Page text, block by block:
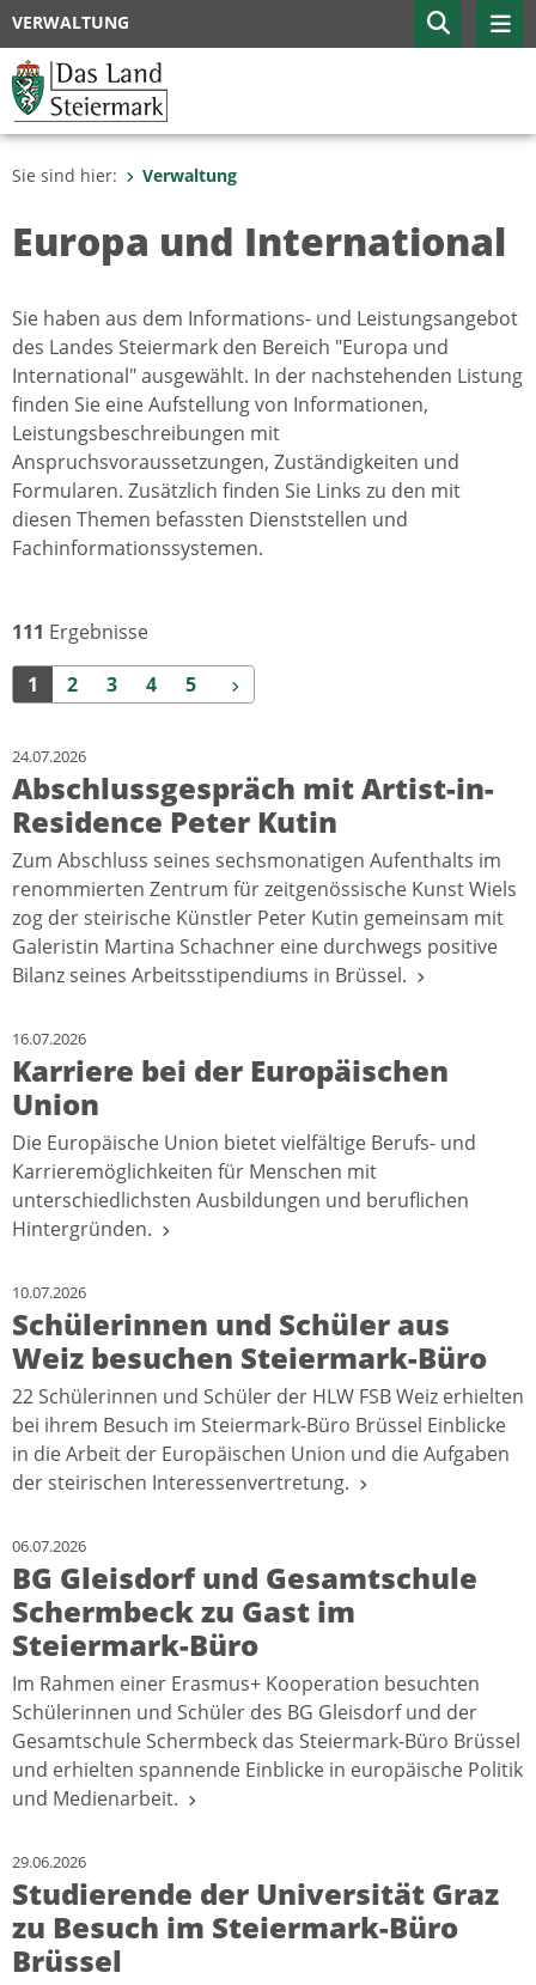
VERWALTUNG
Sie sind hier: Verwaltung
Europa und International
Sie haben aus dem Informations- und Leistungsangebot
des Landes Steiermark den Bereich "Europa und
International" ausgewählt. In der nachstehenden Listung
finden Sie eine Aufstellung von Informationen,
Leistungsbeschreibungen mit
Anspruchsvoraussetzungen, Zuständigkeiten und
Formularen. Zusätzlich finden Sie Links zu den mit
diesen Themen befassten Dienststellen und
Fachinformationssystemen.
111 Ergebnisse
1 2 3 4 5 Weiter
24.07.2026
Abschlussgespräch mit Artist-in-
Residence Peter Kutin
Zum Abschluss seines sechsmonatigen Aufenthalts im
renommierten Zentrum für zeitgenössische Kunst Wiels
zog der steirische Künstler Peter Kutin gemeinsam mit
Galeristin Martina Schachner eine durchwegs positive
Bilanz seines Arbeitsstipendiums in Brüssel.
16.07.2026
Karriere bei der Europäischen
Union
Die Europäische Union bietet vielfältige Berufs- und
Karrieremöglichkeiten für Menschen mit
unterschiedlichsten Ausbildungen und beruflichen
Hintergründen.
10.07.2026
Schülerinnen und Schüler aus
Weiz besuchen Steiermark-Büro
22 Schülerinnen und Schüler der HLW FSB Weiz erhielten
bei ihrem Besuch im Steiermark-Büro Brüssel Einblicke
in die Arbeit der Europäischen Union und die Aufgaben
der steirischen Interessenvertretung.
06.07.2026
BG Gleisdorf und Gesamtschule
Schermbeck zu Gast im
Steiermark-Büro
Im Rahmen einer Erasmus+ Kooperation besuchten
Schülerinnen und Schüler des BG Gleisdorf und der
Gesamtschule Schermbeck das Steiermark-Büro Brüssel
und erhielten spannende Einblicke in europäische Politik
und Medienarbeit.
29.06.2026
Studierende der Universität Graz
zu Besuch im Steiermark-Büro
Brüssel